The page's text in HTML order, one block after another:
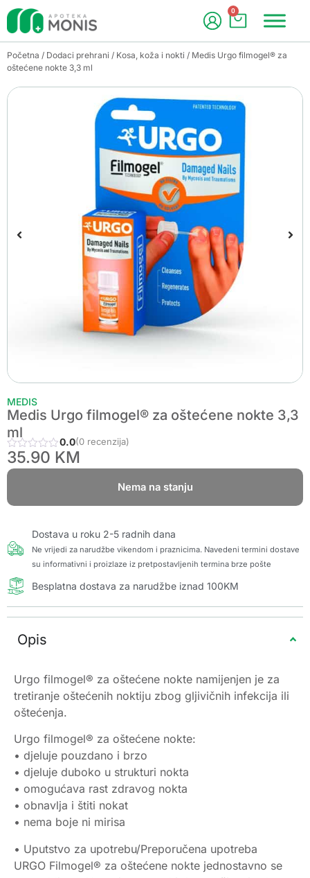
0
Početna / Dodaci prehrani / Kosa, koža i nokti / Medis Urgo filmogel® za
oštećene nokte 3,3 ml
MEDIS
Medis Urgo filmogel® za oštećene nokte 3,3
ml
0.0(0 recenzija)
35.90 KM
Nema na stanju
Dostava u roku 2-5 radnih dana
Ne vrijedi za narudžbe vikendom i praznicima. Navedeni termini dostave
su informativni i proizlaze iz pretpostavljenih termina brze pošte
Besplatna dostava za narudžbe iznad 100KM
Opis
Urgo filmogel® za oštećene nokte namijenjen je za
tretiranje oštećenih noktiju zbog gljivičnih infekcija ili
oštećenja.
Urgo filmogel® za oštećene nokte:
• djeluje pouzdano i brzo
• djeluje duboko u strukturi nokta
• omogućava rast zdravog nokta
• obnavlja i štiti nokat
• nema boje ni mirisa
• Uputstvo za upotrebu/Preporučena upotreba
URGO Filmogel® za oštećene nokte jednostavno se